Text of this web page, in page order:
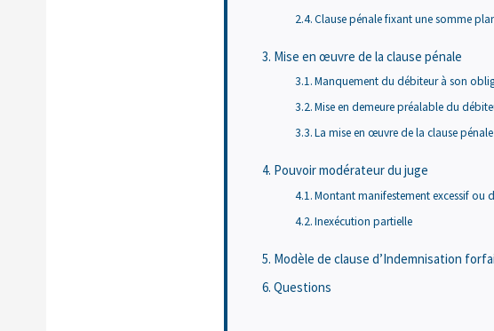
Clause pénale fixant une somme
Mise en œuvre de la clause pénale
Manquement du débiteur à son
Mise en demeure préalable du
La mise en œuvre de la clause
Pouvoir modérateur du juge
Montant manifestement excessif ou
Inexécution partielle
Modèle de clause d’Indemnisation
Questions